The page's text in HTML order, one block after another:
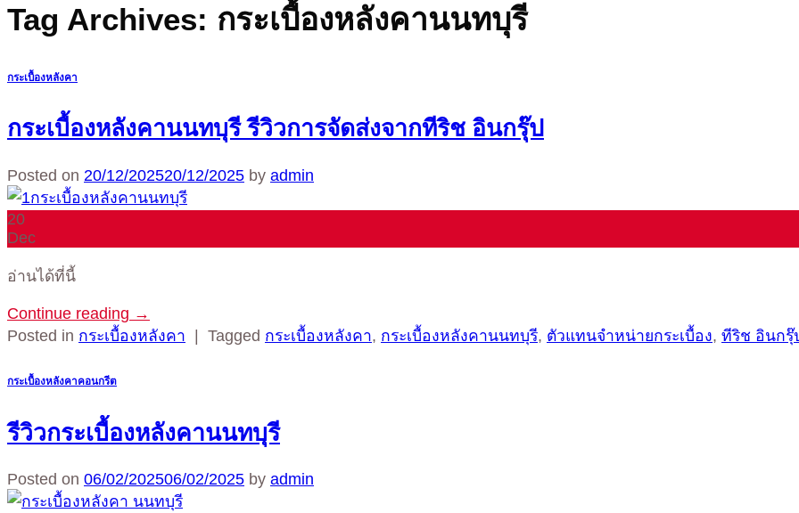
Tag Archives: กระเบื้องหลังคานนทบุรี
กระเบื้องหลังคา
กระเบื้องหลังคานนทบุรี รีวิวการจัดส่งจากทีริช อินกรุ๊ป
Posted on 20/12/202520/12/2025 by admin
20
Dec
อ่านได้ที่นี้
Continue reading →
Posted in กระเบื้องหลังคา | Tagged กระเบื้องหลังคา, กระเบื้องหลังคานนทบุรี, ตัวแทนจำหน่ายกระเบื้อง, ทีริช อินกรุ๊
กระเบื้องหลังคาคอนกรีต
รีวิวกระเบื้องหลังคานนทบุรี
Posted on 06/02/202506/02/2025 by admin